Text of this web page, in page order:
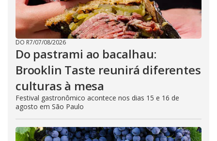
DO R7/07/08/2026
Do pastrami ao bacalhau:
Brooklin Taste reunirá diferentes
culturas à mesa
Festival gastronômico acontece nos dias 15 e 16 de
agosto em São Paulo